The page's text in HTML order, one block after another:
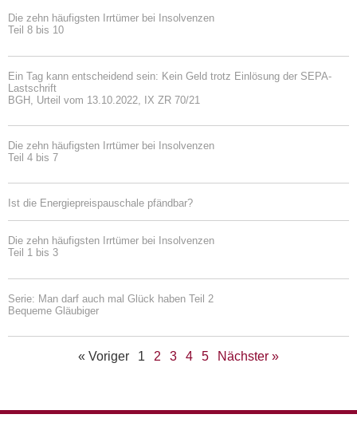
Die zehn häufigsten Irrtümer bei Insolvenzen
Teil 8 bis 10
Ein Tag kann entscheidend sein: Kein Geld trotz Einlösung der SEPA-
Lastschrift
BGH, Urteil vom 13.10.2022, IX ZR 70/21
Die zehn häufigsten Irrtümer bei Insolvenzen
Teil 4 bis 7
Ist die Energiepreispauschale pfändbar?
Die zehn häufigsten Irrtümer bei Insolvenzen
Teil 1 bis 3
Serie: Man darf auch mal Glück haben Teil 2
Bequeme Gläubiger
« Voriger 1 2 3 4 5 Nächster »